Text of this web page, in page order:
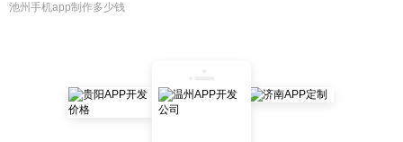
池州手机app制作多少钱